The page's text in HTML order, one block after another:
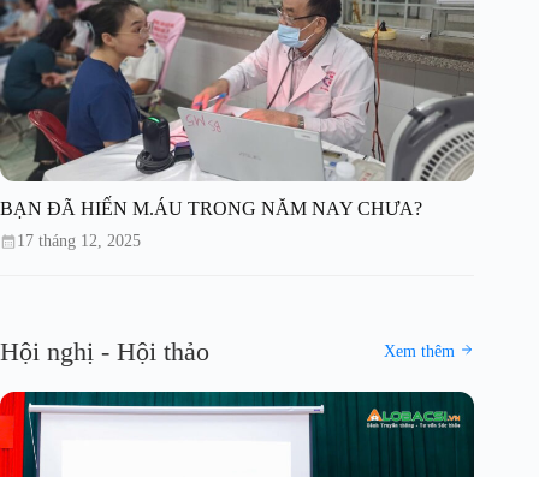
BẠN ĐÃ HIẾN M.ÁU TRONG NĂM NAY CHƯA?
17 tháng 12, 2025
Hội nghị - Hội thảo Xem thêm